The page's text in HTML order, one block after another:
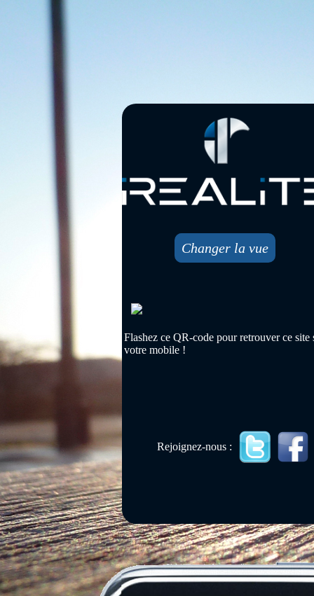
Changer la vue
Flashez ce QR-code pour retrouver ce site
votre mobile !
Rejoignez-nous :